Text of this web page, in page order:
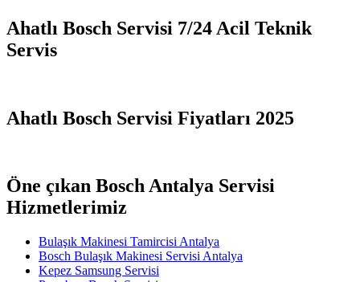
Ahatlı Bosch Servisi 7/24 Acil Teknik
Servis
Ahatlı Bosch Servisi Fiyatları 2025
Öne çıkan Bosch Antalya Servisi
Hizmetlerimiz
Bulaşık Makinesi Tamircisi Antalya
Bosch Bulaşık Makinesi Servisi Antalya
Kepez Samsung Servisi